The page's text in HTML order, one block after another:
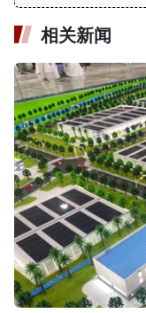
相关新闻